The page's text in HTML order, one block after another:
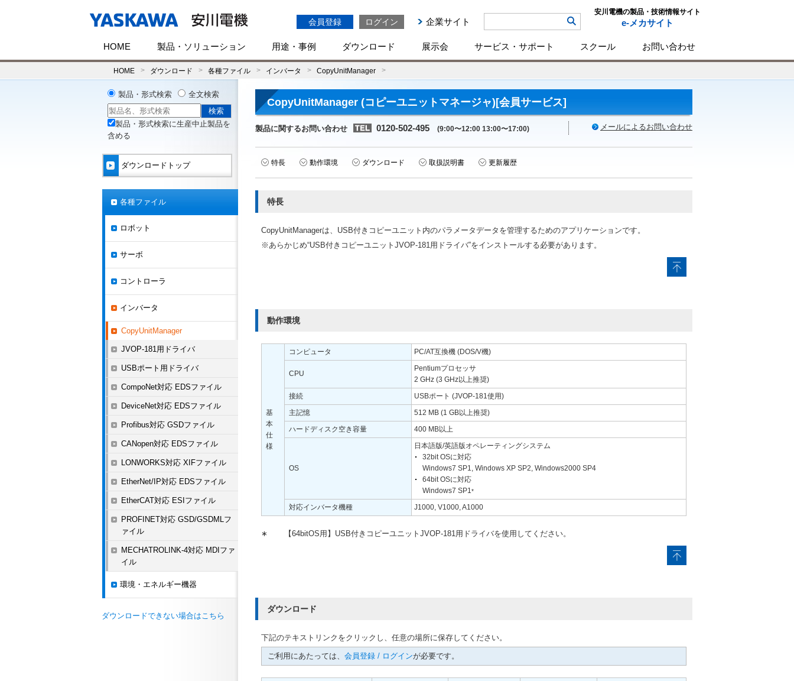
会員登録 ログイン 企業サイト
安川電機の製品・技術情報サイト
e-メカサイト
HOME 製品・ソリューション 用途・事例 ダウンロード 展示会 サービス・サポート スクール お問い合わせ
HOME ダウンロード 各種ファイル インバータ CopyUnitManager
CopyUnitManager (コピーユニットマネージャ)[会員サービス]
製品に関するお問い合わせ 0120-502-495 (9:00〜12:00 13:00〜17:00) メールによるお問い合わせ
特長 動作環境 ダウンロード 取扱説明書 更新履歴
特長
CopyUnitManagerは、USB付きコピーユニット内のパラメータデータを管理するためのアプリケーションです。
※あらかじめ“USB付きコピーユニットJVOP-181用ドライバ”をインストールする必要があります。
動作環境
基
本
仕
様
コンピュータ PC/AT互換機 (DOS/V機)
CPU
Pentiumプロセッサ
2 GHz (3 GHz以上推奨)
接続
USBポート (JVOP-181使用)
主記憶
512 MB (1 GB以上推奨)
ハードディスク空き容量
400 MB以上
OS
日本語版/英語版オペレーティングシステム
32bit OSに対応
Windows7 SP1, Windows XP SP2, Windows2000 SP4
64bit OSに対応
Windows7 SP1*
対応インバータ機種 J1000, V1000, A1000
∗ 【64bitOS用】USB付きコピーユニットJVOP-181用ドライバを使用してください。
ダウンロード
下記のテキストリンクをクリックし、任意の場所に保存してください。
ご利用にあたっては、 会員登録 / ログインが必要です。
製品・形式検索 全文検索
製品・形式検索に生産中止製品を
含める
ダウンロードトップ
各種ファイル
ロボット
サーボ
コントローラ
インバータ
CopyUnitManager
JVOP-181用ドライバ
USBポート用ドライバ
CompoNet対応 EDSファイル
DeviceNet対応 EDSファイル
Profibus対応 GSDファイル
CANopen対応 EDSファイル
LONWORKS対応 XIFファイル
EtherNet/IP対応 EDSファイル
EtherCAT対応 ESIファイル
PROFINET対応 GSD/GSDMLフ
ァイル
MECHATROLINK-4対応 MDIファ
イル
環境・エネルギー機器
ダウンロードできない場合はこちら